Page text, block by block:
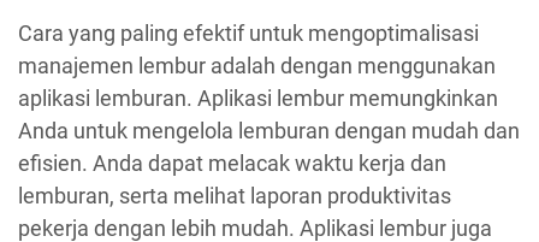
Cara yang paling efektif untuk mengoptimalisasi
manajemen lembur adalah dengan menggunakan
aplikasi lemburan. Aplikasi lembur memungkinkan
Anda untuk mengelola lemburan dengan mudah dan
efisien. Anda dapat melacak waktu kerja dan
lemburan, serta melihat laporan produktivitas
pekerja dengan lebih mudah. Aplikasi lembur juga